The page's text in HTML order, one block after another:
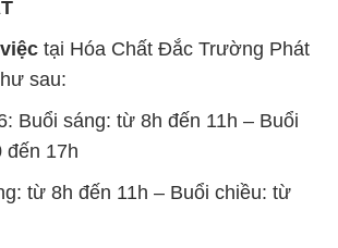
tại Hóa Chất Đắc Trường Phát
sau:
Buổi sáng: từ 8h đến 11h – Buổi
đến 17h
từ 8h đến 11h – Buổi chiều: từ